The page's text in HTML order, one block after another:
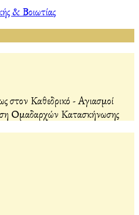
& Βοιωτίας
στον Καθεδρικό - Αγιασμοί
Ομαδαρχών Κατασκήνωσης